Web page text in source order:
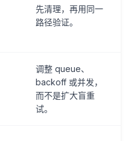
先清理，再用同一
路径验证。
调整 queue、
backoff 或并发，
而不是扩大盲重
试。